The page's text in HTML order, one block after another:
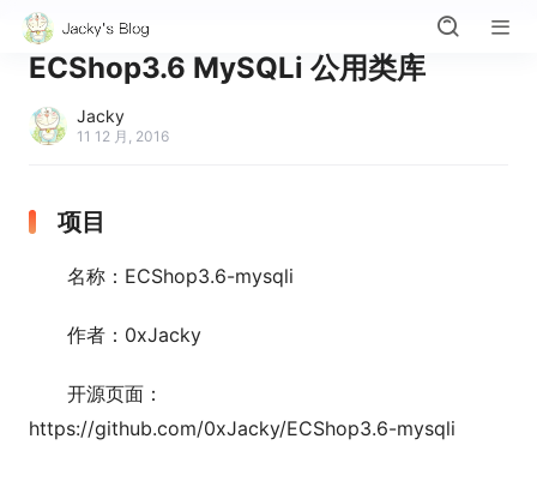
ECShop3.6 MySQLi 公用类库
Jacky
11 12 月, 2016
项目
名称：ECShop3.6-mysqli
作者：0xJacky
开源页面：
https://github.com/0xJacky/ECShop3.6-mysqli